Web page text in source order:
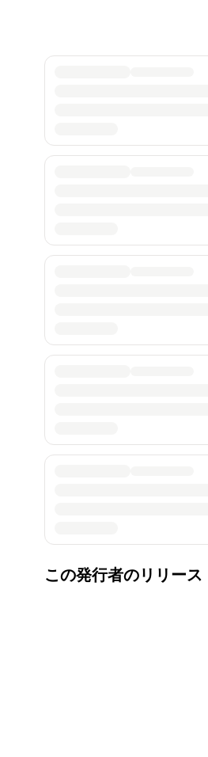
この発行者のリリース